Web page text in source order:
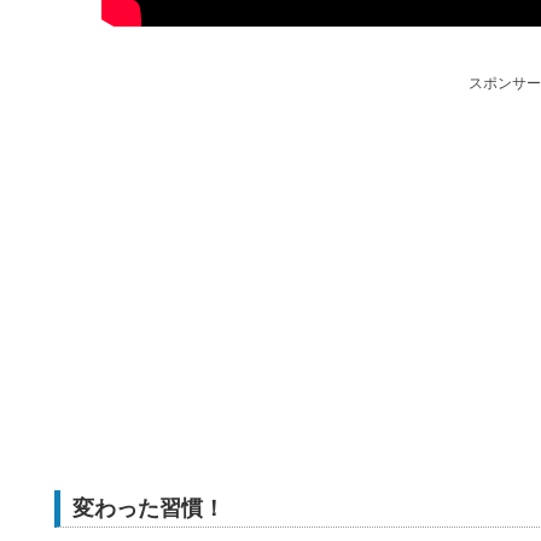
スポンサ
変わった習慣！